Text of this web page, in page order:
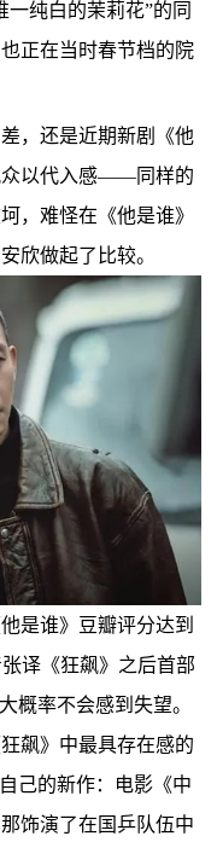
纯白的茉莉花”的同
正在当时春节档的院
，还是近期新剧《他
众以代入感——同样的
，难怪在《他是谁》
欣做起了比较。
是谁》豆瓣评分达到
译《狂飙》之后首部
概率不会感到失望。
飙》中最具存在感的
己的新作：电影《中
饰演了在国乒队伍中